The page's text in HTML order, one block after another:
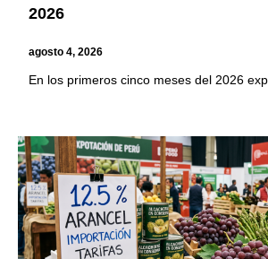
2026
agosto 4, 2026
En los primeros cinco meses del 2026